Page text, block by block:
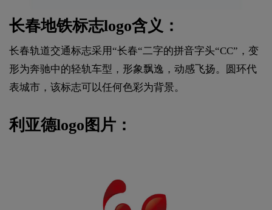
长春地铁标志logo含义：
长春轨道交通标志采用“长春“二字的拼音字头“CC”，变
形为奔驰中的轻轨车型，形象飘逸，动感飞扬。圆环代
表城市，该标志可以任何色彩为背景。
利亚德logo图片：